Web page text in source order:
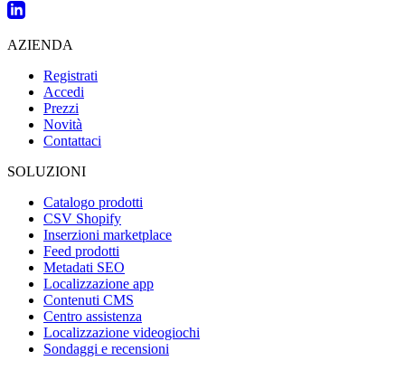
AZIENDA
Registrati
Accedi
Prezzi
Novità
Contattaci
SOLUZIONI
Catalogo prodotti
CSV Shopify
Inserzioni marketplace
Feed prodotti
Metadati SEO
Localizzazione app
Contenuti CMS
Centro assistenza
Localizzazione videogiochi
Sondaggi e recensioni